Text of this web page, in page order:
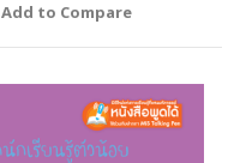
Add to Compare